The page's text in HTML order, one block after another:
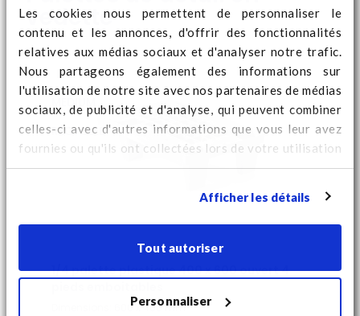
Les cookies nous permettent de personnaliser le
contenu et les annonces, d'offrir des fonctionnalités
relatives aux médias sociaux et d'analyser notre trafic.
Nous partageons également des informations sur
l'utilisation de notre site avec nos partenaires de médias
sociaux, de publicité et d'analyse, qui peuvent combiner
celles-ci avec d'autres informations que vous leur avez
fournies ou qu'ils ont collectées lors de votre utilisation
de leurs services. Regardezicipour des informations
Afficher les détails
Tout autoriser
Personnaliser
vedette
MEDIUM
RECYCLED
1/4 palette plastique 400 x 600 ouvert 4
Dimensions: 600 x 400 mm